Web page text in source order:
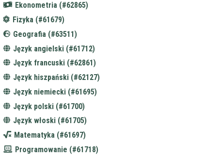
Ekonometria (#62865)
Fizyka (#61679)
Geografia (#63511)
Język angielski (#61712)
Język francuski (#62861)
Język hiszpański (#62127)
Język niemiecki (#61695)
Język polski (#61700)
Język włoski (#61705)
Matematyka (#61697)
Programowanie (#61718)